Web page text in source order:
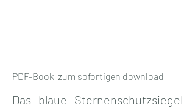
PDF-Book zum sofortigen download
Das blaue Sternenschutzsiegel